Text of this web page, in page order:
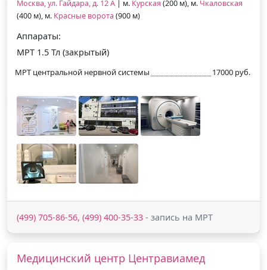
Москва, ул. Гайдара, д. 12 А | м. Курская (200 м), м. Чкаловская
(400 м), м. Красные ворота (900 м)
Аппараты:
МРТ 1.5 Тл (закрытый)
МРТ центральной нервной системы 17000 руб.
(499) 705-86-56, (499) 400-35-33 - запись на МРТ
Медицинский центр Центравиамед